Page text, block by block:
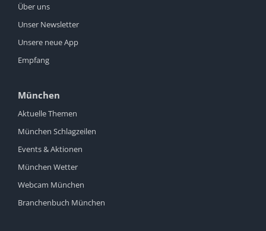
Über uns
Unser Newsletter
Unsere neue App
Empfang
München
Aktuelle Themen
München Schlagzeilen
Events & Aktionen
München Wetter
Webcam München
Branchenbuch München